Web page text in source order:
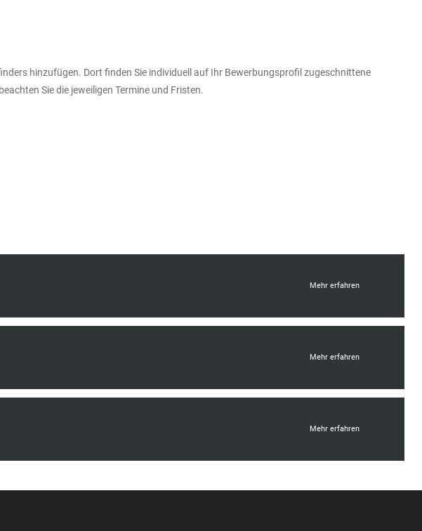
hinzufügen. Dort finden Sie individuell auf Ihr Bewerbungsprofil zugeschnittene
Sie die jeweiligen Termine und Fristen.
Mehr erfahren
Mehr erfahren
Mehr erfahren